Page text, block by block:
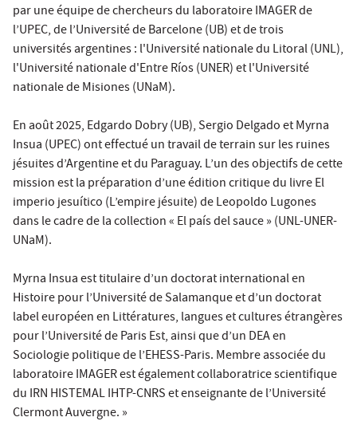
par une équipe de chercheurs du laboratoire IMAGER de
l’UPEC, de l’Université de Barcelone (UB) et de trois
universités argentines : l'Université nationale du Litoral (UNL),
l'Université nationale d'Entre Ríos (UNER) et l'Université
nationale de Misiones (UNaM).
En août 2025, Edgardo Dobry (UB), Sergio Delgado et Myrna
Insua (UPEC) ont effectué un travail de terrain sur les ruines
jésuites d’Argentine et du Paraguay. L’un des objectifs de cette
mission est la préparation d’une édition critique du livre El
imperio jesuítico (L’empire jésuite) de Leopoldo Lugones
dans le cadre de la collection « El país del sauce » (UNL-UNER-
UNaM).
Myrna Insua est titulaire d’un doctorat international en
Histoire pour l’Université de Salamanque et d’un doctorat
label européen en Littératures, langues et cultures étrangères
pour l’Université de Paris Est, ainsi que d’un DEA en
Sociologie politique de l’EHESS-Paris. Membre associée du
laboratoire IMAGER est également collaboratrice scientifique
du IRN HISTEMAL IHTP-CNRS et enseignante de l’Université
Clermont Auvergne. »